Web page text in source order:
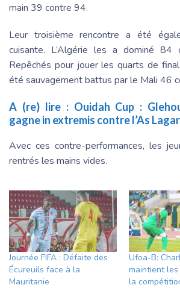
main 39 contre 94.
Leur troisième rencontre a été
cuisante. L’Algérie les a dominé 84
Repêchés pour jouer les quarts de
été sauvagement battus par le Mali 46
A (re) lire : Ouidah Cup :
gagne in extremis contre l’As
Avec ces contre-performances, les
rentrés les mains vides.
Journée FIFA : Défaite des
Écureuils face à la
Mauritanie
Ufoa-B:
maintient
la